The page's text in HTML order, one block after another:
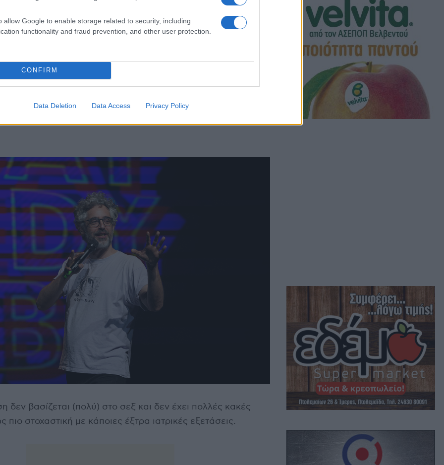
allow Google to enable storage related to security, including
functionality and fraud prevention, and other user protection.
CONFIRM
Data Deletion Data Access Privacy Policy
η ελληνική αριστερά, η γιαγιά του, το gay pride, η
δεν βασίζεται (πολύ) στο σεξ και δεν έχει πολλές κακές
πιο στοχαστική με κάποιες έξτρα ιατρικές εξετάσεις.